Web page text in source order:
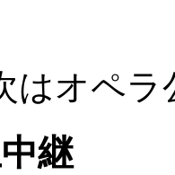
はオペラ
継